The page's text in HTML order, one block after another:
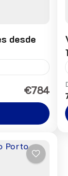
desde
Reserva€784